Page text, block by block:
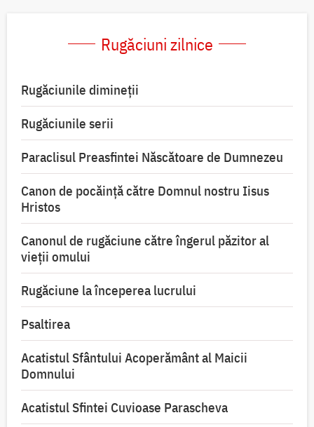
Rugăciuni zilnice
Rugăciunile dimineții
Rugăciunile serii
Paraclisul Preasfintei Născătoare de Dumnezeu
Canon de pocăință către Domnul nostru Iisus
Hristos
Canonul de rugăciune către îngerul păzitor al
vieții omului
Rugăciune la începerea lucrului
Psaltirea
Acatistul Sfântului Acoperământ al Maicii
Domnului
Acatistul Sfintei Cuvioase Parascheva